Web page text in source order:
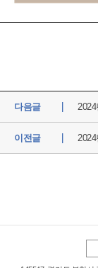
다음글
이전글